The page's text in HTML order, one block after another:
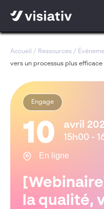
Accueil / Ressources /
vers un processus plus efficace
Engage
10 avril
15h00 -
En ligne
la qualité,